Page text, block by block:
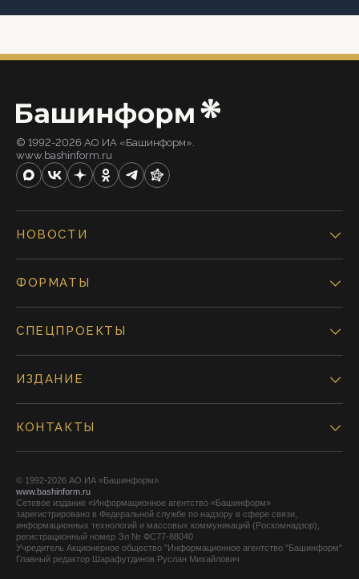
© 1992-2026 АО ИА «Башинформ».
www.bashinform.ru
НОВОСТИ
ФОРМАТЫ
СПЕЦПРОЕКТЫ
ИЗДАНИЕ
КОНТАКТЫ
© 1992-2026 АО ИА «Башинформ».
www.bashinform.ru
Сетевое издание «Информационное агентство «Башинформ»
зарегистрировано в Федеральной службе по надзору в сфере связи,
информационных технологий и массовых коммуникаций (Роскомнадзор),
регистрационный номер Эл № ФС77-88040
Учредитель Акционерное общество "Информационное агентство "Башинформ"
Главный редактор Шарафутдинов Руслан Михайлович